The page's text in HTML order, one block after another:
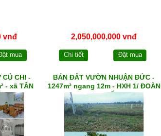
vnđ
mua
2,050,000,000 vnđ
Chi tiết Đặt mua
CỦ CHI -
- xã TÂN
BÁN ĐẤT VƯỜN NHUẬN ĐỨC -
1247m² ngang 12m - HXH 1/ ĐOÀN
THỊ MỐI